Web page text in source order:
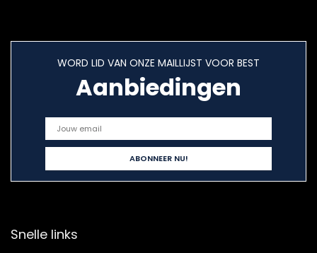
WORD LID VAN ONZE MAILLIJST VOOR BEST
Aanbiedingen
Snelle links